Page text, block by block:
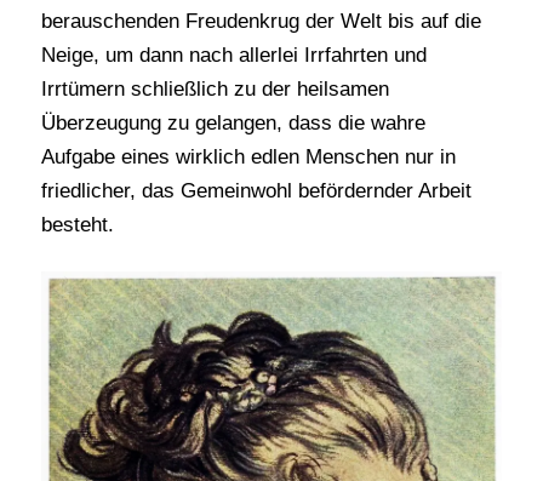
berauschenden Freudenkrug der Welt bis auf die
Neige, um dann nach allerlei Irrfahrten und
Irrtümern schließlich zu der heilsamen
Überzeugung zu gelangen, dass die wahre
Aufgabe eines wirklich edlen Menschen nur in
friedlicher, das Gemeinwohl befördernder Arbeit
besteht.